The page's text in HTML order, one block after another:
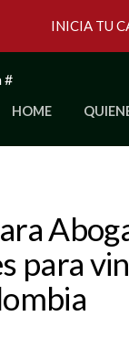
#
HOME
para
INICIA TU